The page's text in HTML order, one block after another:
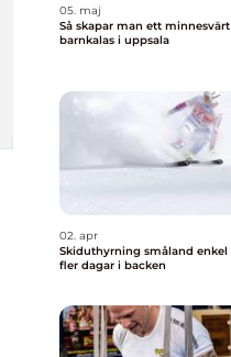
05. maj
Så skapar man ett minnesvärt
barnkalas i uppsala
02. apr
Skiduthyrning småland enkel väg till
fler dagar i backen